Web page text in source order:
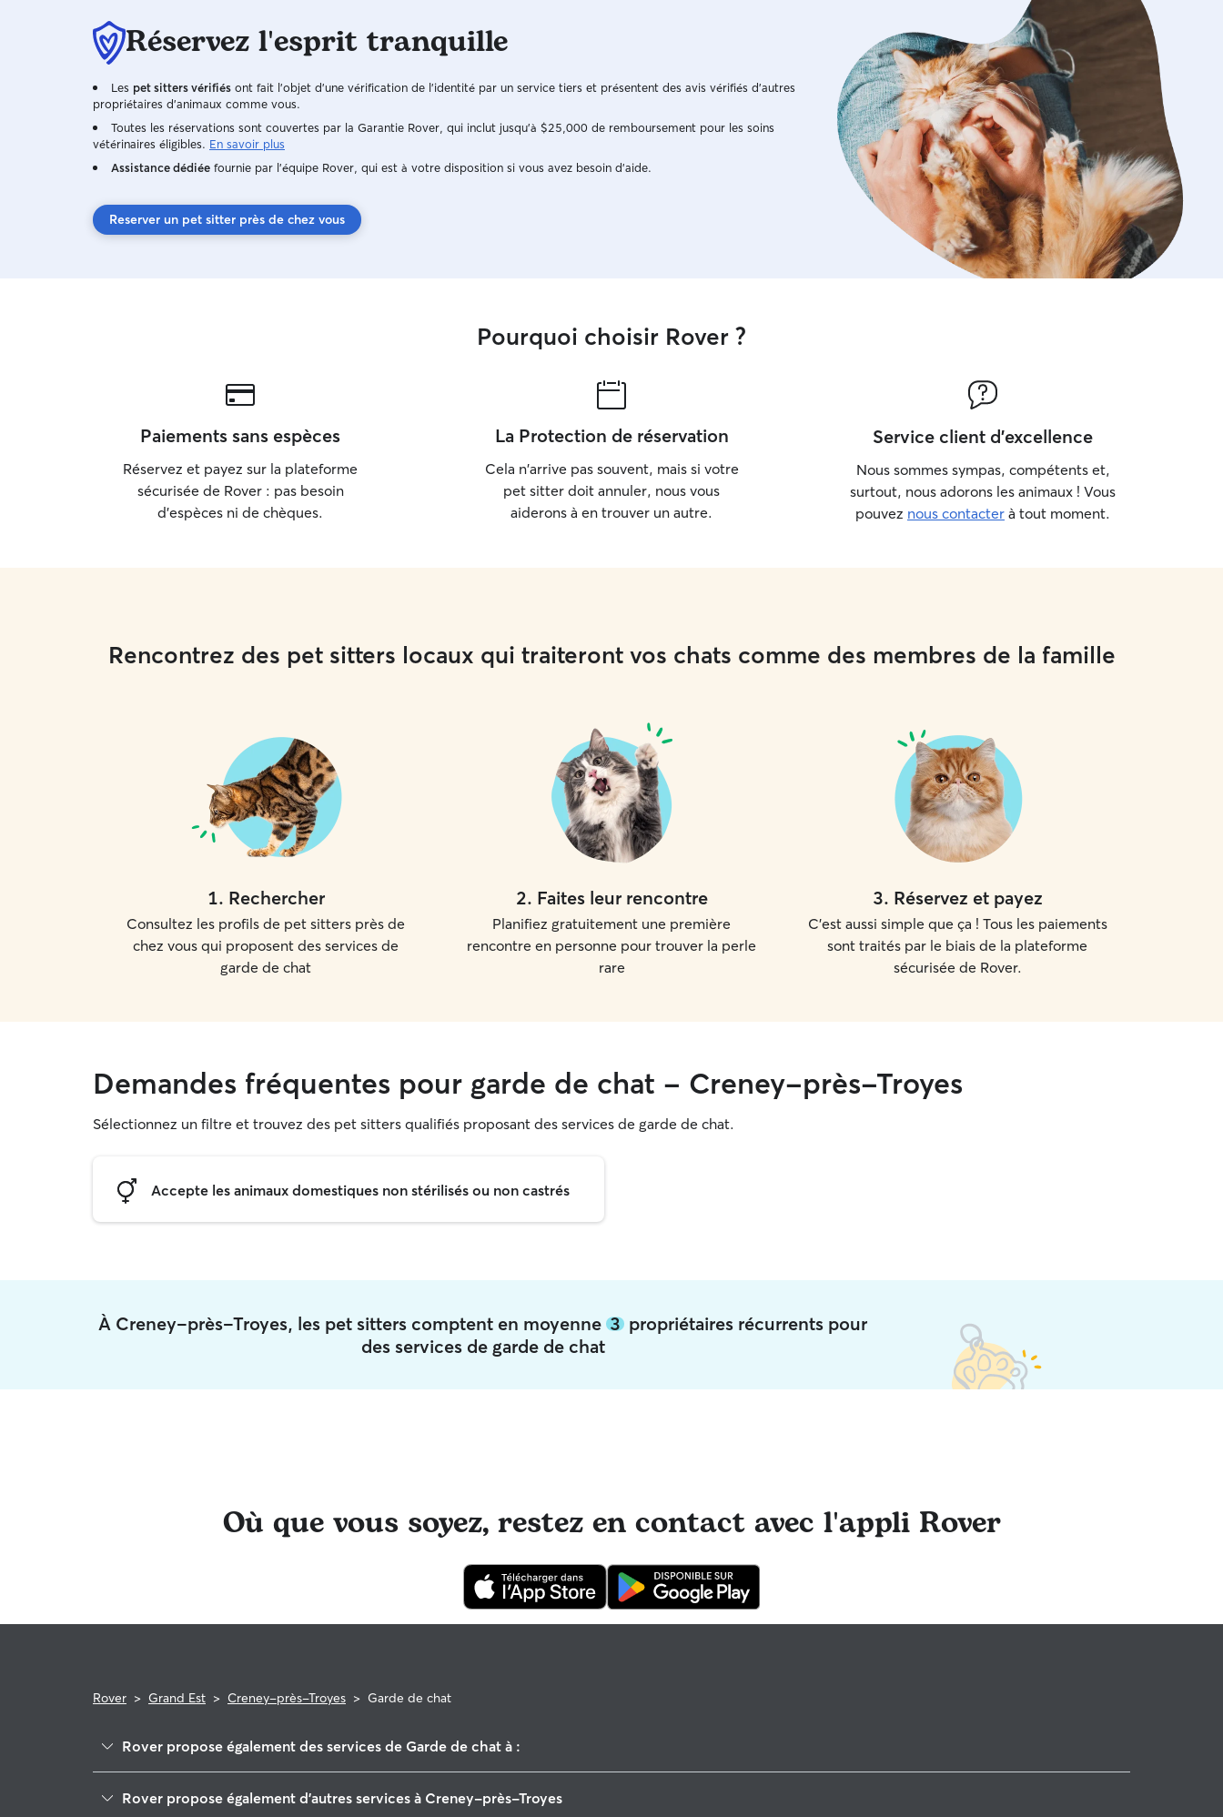
Réservez l'esprit tranquille
Les pet sitters vérifiés ont fait l'objet d'une vérification de l'identité par un service tiers et présentent des avis vérifiés d'autres
propriétaires d'animaux comme vous.
Toutes les réservations sont couvertes par la Garantie Rover, qui inclut jusqu'à $25,000 de remboursement pour les soins
vétérinaires éligibles. En savoir plus
Assistance dédiée fournie par l'équipe Rover, qui est à votre disposition si vous avez besoin d'aide.
Reserver un pet sitter près de chez vous
Pourquoi choisir Rover ?
Paiements sans espèces
Réservez et payez sur la plateforme
sécurisée de Rover : pas besoin
d'espèces ni de chèques.
La Protection de réservation
Cela n'arrive pas souvent, mais si votre
pet sitter doit annuler, nous vous
aiderons à en trouver un autre.
Service client d'excellence
Nous sommes sympas, compétents et,
surtout, nous adorons les animaux ! Vous
pouvez nous contacter à tout moment.
Rencontrez des pet sitters locaux qui traiteront vos chats comme des membres de la famille
1. Rechercher
Consultez les profils de pet sitters près de
chez vous qui proposent des services de
garde de chat
2. Faites leur rencontre
Planifiez gratuitement une première
rencontre en personne pour trouver la perle
rare
3. Réservez et payez
C'est aussi simple que ça ! Tous les paiements
sont traités par le biais de la plateforme
sécurisée de Rover.
Demandes fréquentes pour garde de chat - Creney-près-Troyes
Sélectionnez un filtre et trouvez des pet sitters qualifiés proposant des services de garde de chat.
Accepte les animaux domestiques non stérilisés ou non castrés
À Creney-près-Troyes, les pet sitters comptent en moyenne3 propriétaires récurrents pour
des services de garde de chat
Où que vous soyez, restez en contact avec l'appli Rover
Rover > Grand Est > Creney-près-Troyes > Garde de chat
Rover propose également des services de Garde de chat à :
Saint-Lyé
Rover propose également d'autres services à Creney-près-Troyes